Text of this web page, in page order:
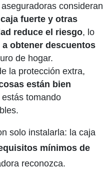
consideran
fuerte y otras
reduce el riesgo, lo
a obtener descuentos
de hogar.
la protección extra,
están bien
tomando
solo instalarla: la caja
mínimos de
reconozca.